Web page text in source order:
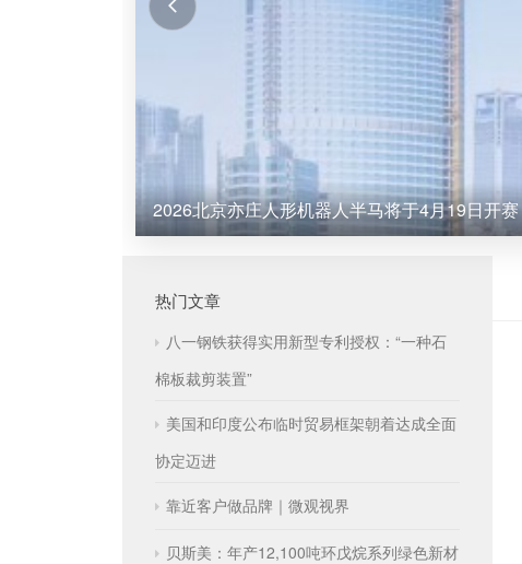
2026北京亦庄人形机器人半马将于4月19日开赛
热门文章
八一钢铁获得实用新型专利授权：“一种石
棉板裁剪装置”
美国和印度公布临时贸易框架朝着达成全面
协定迈进
靠近客户做品牌｜微观视界
贝斯美：年产12,100吨环戊烷系列绿色新材